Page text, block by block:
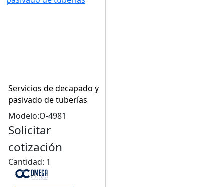
Servicios de decapado y
pasivado de tuberías
Modelo:O-4981
Solicitar
cotización
Cantidad: 1